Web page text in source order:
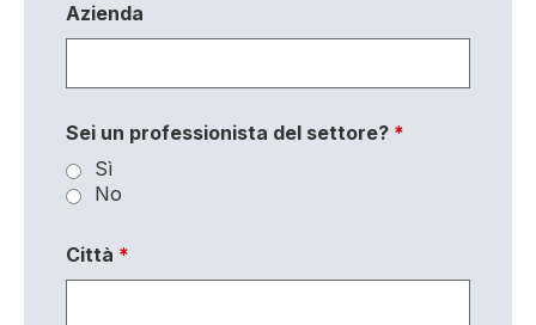
Azienda
Sei un professionista del settore? *
Sì
No
Città *